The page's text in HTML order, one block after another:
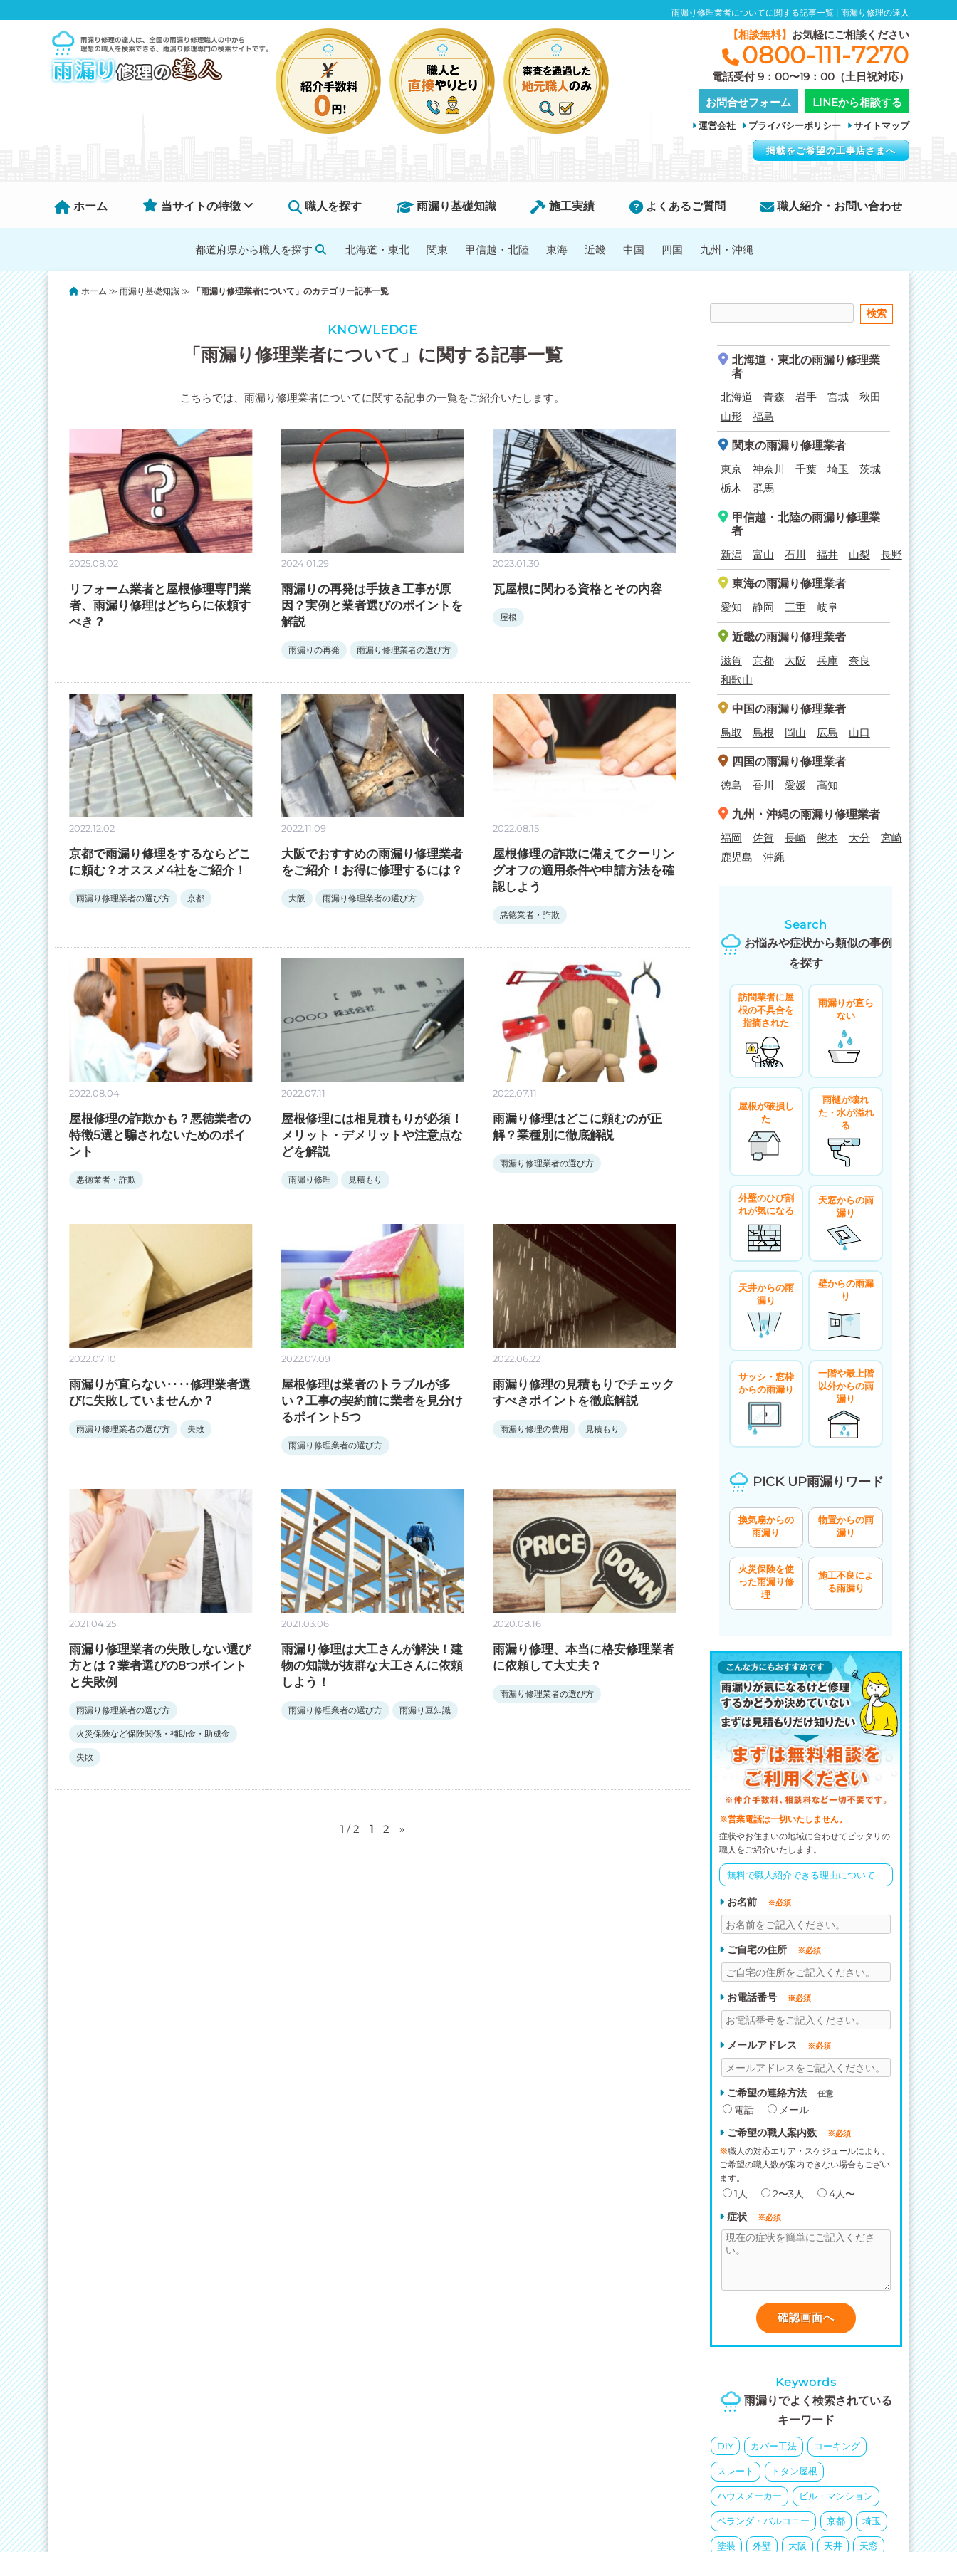
雨漏り修理業者についてに関する記事一覧 | 雨漏り修理の達人
【相談無料】 お気軽にご相談ください
0800-111-7270
電話受付 9：00〜19：00（土日祝対応）
お問合せフォーム
LINEから相談する
運営会社 プライバシーポリシー サイトマップ
掲載をご希望の工事店さまへ
ホーム 当サイトの特徴 職人を探す 雨漏り基礎知識 施工実績 よくあるご質問 職人紹介・お問い合わせ
都道府県から職人を探す 北海道・東北 関東 甲信越・北陸 東海 近畿 中国 四国 九州・沖縄
ホーム ≫雨漏り基礎知識 ≫ 「雨漏り修理業者について」のカテゴリー記事一覧
「雨漏り修理業者について」に関する記事一覧
KNOWLEDGE
こちらでは、雨漏り修理業者についてに関する記事の一覧をご紹介いたします。
2025.08.02
リフォーム業者と屋根修理専門業
者、雨漏り修理はどちらに依頼す
べき？
2024.01.29
雨漏りの再発は手抜き工事が原
因？実例と業者選びのポイントを
解説
雨漏りの再発 雨漏り修理業者の選び方
2023.01.30
瓦屋根に関わる資格とその内容
屋根
2022.12.02
京都で雨漏り修理をするならどこ
に頼む？オススメ4社をご紹介！
雨漏り修理業者の選び方 京都
2022.11.09
大阪でおすすめの雨漏り修理業者
をご紹介！お得に修理するには？
大阪 雨漏り修理業者の選び方
2022.08.15
屋根修理の詐欺に備えてクーリン
グオフの適用条件や申請方法を確
認しよう
悪徳業者・詐欺
2022.08.04
屋根修理の詐欺かも？悪徳業者の
特徴5選と騙されないためのポイ
ント
悪徳業者・詐欺
2022.07.11
屋根修理には相見積もりが必須！
メリット・デメリットや注意点な
どを解説
雨漏り修理 見積もり
2022.07.11
雨漏り修理はどこに頼むのが正
解？業種別に徹底解説
雨漏り修理業者の選び方
2022.07.10
雨漏りが直らない‥‥修理業者選
びに失敗していませんか？
雨漏り修理業者の選び方 失敗
2022.07.09
屋根修理は業者のトラブルが多
い？工事の契約前に業者を見分け
るポイント5つ
雨漏り修理業者の選び方
2022.06.22
雨漏り修理の見積もりでチェック
すべきポイントを徹底解説
雨漏り修理の費用 見積もり
2021.04.25
雨漏り修理業者の失敗しない選び
方とは？業者選びの8つポイント
と失敗例
雨漏り修理業者の選び方
火災保険など保険関係・補助金・助成金
失敗
2021.03.06
雨漏り修理は大工さんが解決！建
物の知識が抜群な大工さんに依頼
しよう！
雨漏り修理業者の選び方 雨漏り豆知識
2020.08.16
雨漏り修理、本当に格安修理業者
に依頼して大丈夫？
雨漏り修理業者の選び方
1 / 2 1 2 »
北海道・東北の雨漏り修理業
者
北海道
青森 岩手 宮城
秋田
山形
福島
関東の雨漏り修理業者
東京
神奈川 千葉 埼玉
茨城
栃木
群馬
甲信越・北陸の雨漏り修理業
者
新潟
富山 石川 福井 山梨 長野
東海の雨漏り修理業者
愛知
静岡 三重 岐阜
近畿の雨漏り修理業者
滋賀
京都 大阪 兵庫
奈良
和歌山
中国の雨漏り修理業者
鳥取
島根 岡山 広島 山口
四国の雨漏り修理業者
徳島
香川 愛媛 高知
九州・沖縄の雨漏り修理業者
福岡
佐賀 長崎 熊本 大分
宮崎
鹿児島
沖縄
お悩みや症状から類似の事例
を探す
Search
訪問業者に屋
根の不具合を
指摘された
雨漏りが直ら
ない
屋根が破損し
た
雨樋が壊れ
た・水が溢れ
る
外壁のひび割
れが気になる
天窓からの雨
漏り
天井からの雨
漏り
壁からの雨漏
り
サッシ・窓枠
からの雨漏り
一階や最上階
以外からの雨
漏り
PICK UP雨漏りワード
換気扇からの
雨漏り
物置からの雨
漏り
火災保険を使
った雨漏り修
理
施工不良によ
る雨漏り
※営業電話は一切いたしません。
症状やお住まいの地域に合わせてピッタリの
職人をご紹介いたします。
無料で職人紹介できる理由について
お名前 ※必須
ご自宅の住所 ※必須
お電話番号 ※必須
メールアドレス ※必須
ご希望の連絡方法 任意
電話
メール
ご希望の職人案内数
※必須
※職人の対応エリア・スケジュールにより、
ご希望の職人数が案内できない場合もござい
ます。
1人 2〜3人
4人〜
症状
※必須
雨漏りでよく検索されている
キーワード
Keywords
DIY カバー工法 コーキング
スレート トタン屋根
ハウスメーカー ビル・マンション
ベランダ・バルコニー 京都 埼玉
塗装 外壁 大阪 天井 天窓